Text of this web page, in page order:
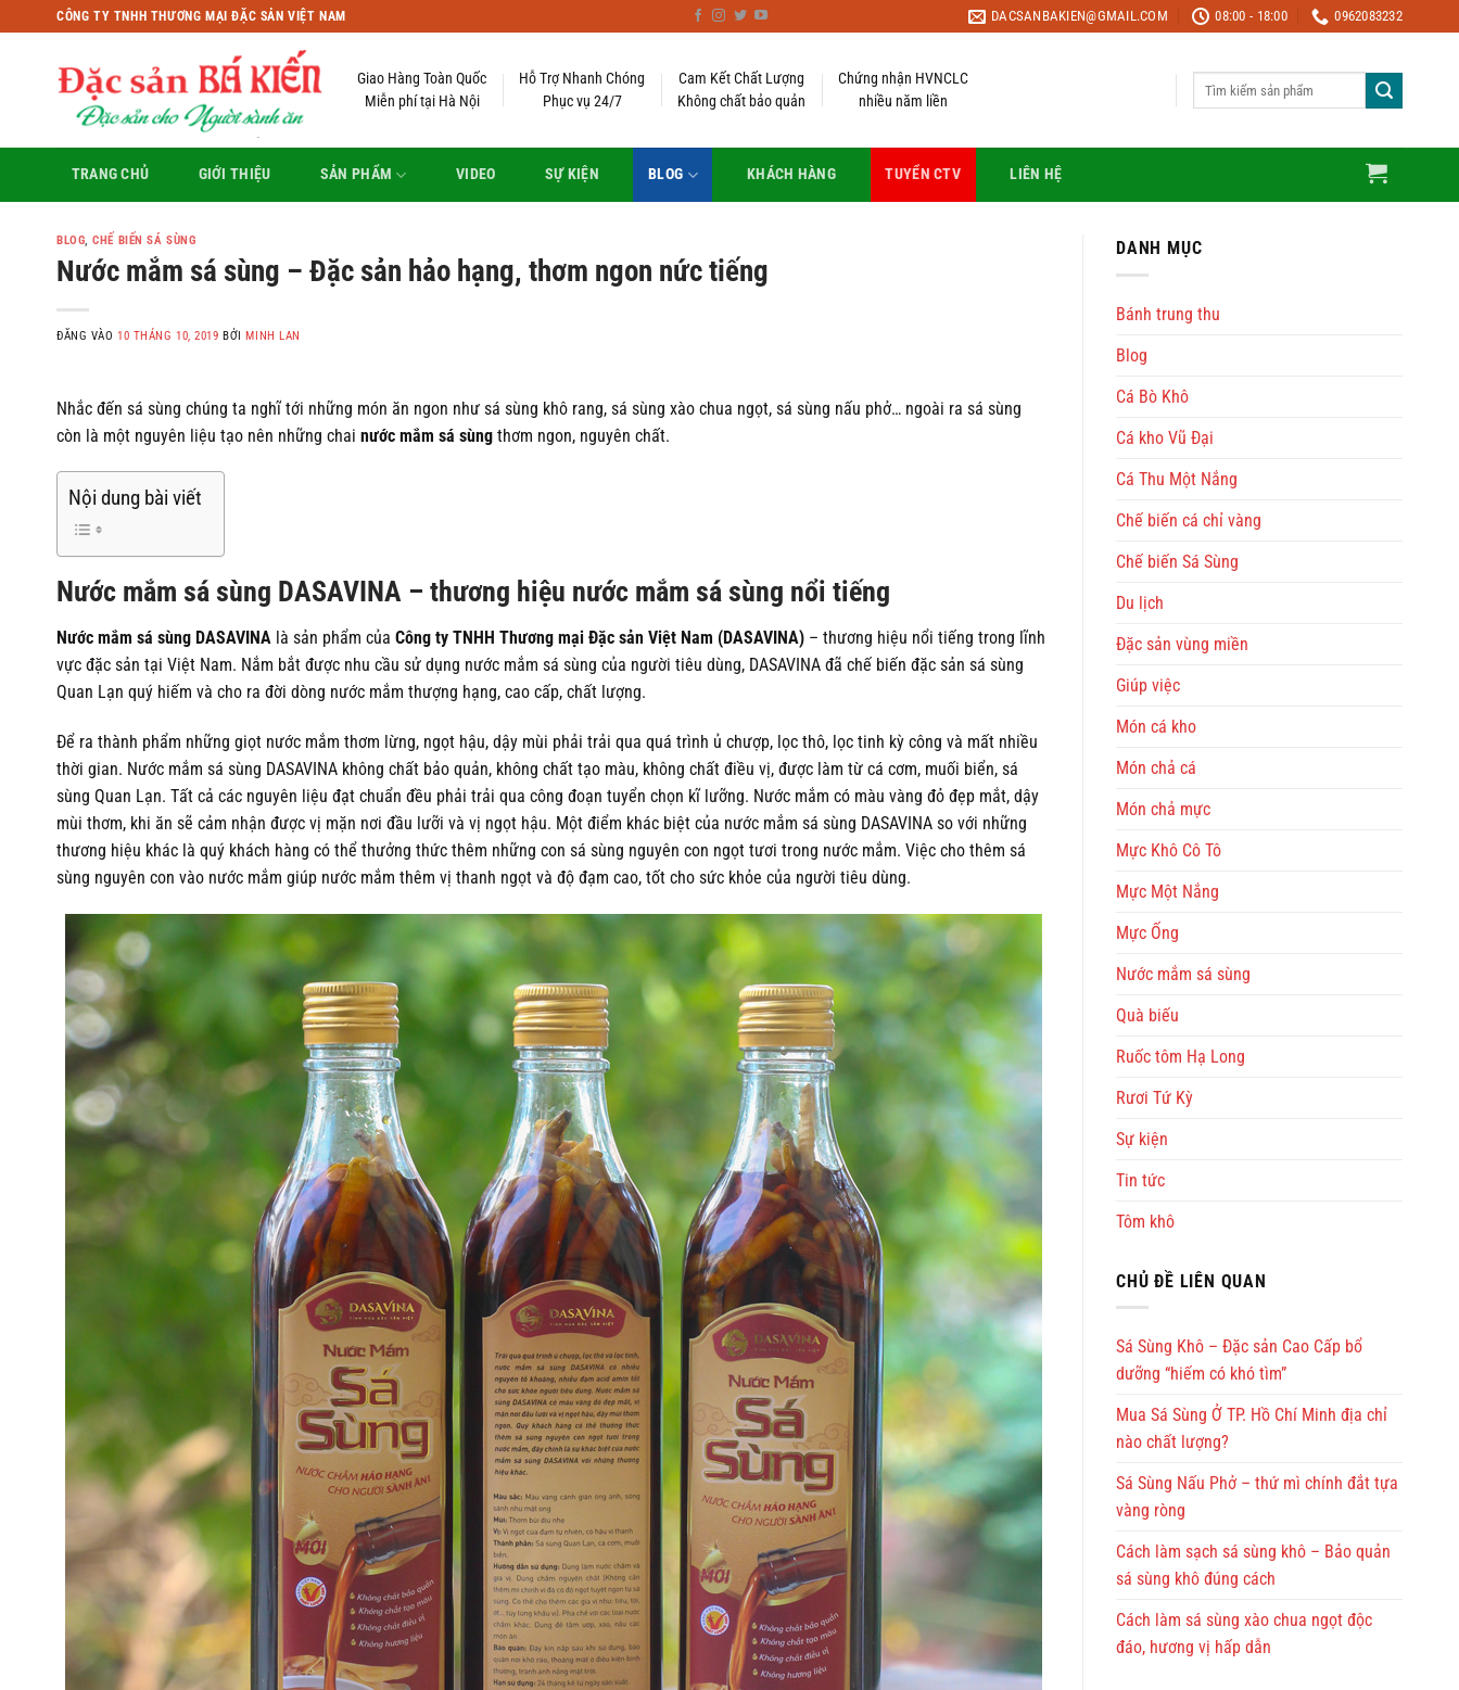
qua
CÔNG TY TNHH THƯƠNG MẠI ĐẶC SẢN VIỆT NAM DACSANBAKIEN@GMAIL.COM 08:00 - 18:00 0962083232
Giao Hàng Toàn Quốc
Miễn phí tại Hà Nội
Hỗ Trợ Nhanh Chóng
Phục vụ 24/7
Cam Kết Chất Lượng
Không chất bảo quản
Chứng nhận HVNCLC
nhiều năm liền
TRANG CHỦ GIỚI THIỆU SẢN PHẨM VIDEO SỰ KIỆN BLOG KHÁCH HÀNG TUYỂN CTV LIÊN HỆ
BLOG,CHẾ BIẾN SÁ SÙNG
Nước mắm sá sùng – Đặc sản hảo hạng, thơm ngon nức tiếng
ĐĂNG VÀO10 THÁNG 10, 2019 BỞIMINH LAN
Nhắc đến sá sùng chúng ta nghĩ tới những món ăn ngon như sá sùng khô rang, sá sùng xào chua ngọt, sá sùng nấu phở… ngoài ra sá sùng
còn là một nguyên liệu tạo nên những chai nước mắm sá sùng thơm ngon, nguyên chất.
Nội dung bài viết
Nước mắm sá sùng DASAVINA – thương hiệu nước mắm sá sùng nổi tiếng
Nước mắm sá sùng DASAVINA là sản phẩm của Công ty TNHH Thương mại Đặc sản Việt Nam (DASAVINA) – thương hiệu nổi tiếng trong lĩnh
vực đặc sản tại Việt Nam. Nắm bắt được nhu cầu sử dụng nước mắm sá sùng của người tiêu dùng, DASAVINA đã chế biến đặc sản sá sùng
Quan Lạn quý hiếm và cho ra đời dòng nước mắm thượng hạng, cao cấp, chất lượng.
Để ra thành phẩm những giọt nước mắm thơm lừng, ngọt hậu, dậy mùi phải trải qua quá trình ủ chượp, lọc thô, lọc tinh kỳ công và mất nhiều
thời gian. Nước mắm sá sùng DASAVINA không chất bảo quản, không chất tạo màu, không chất điều vị, được làm từ cá cơm, muối biển, sá
sùng Quan Lạn. Tất cả các nguyên liệu đạt chuẩn đều phải trải qua công đoạn tuyển chọn kĩ lưỡng. Nước mắm có màu vàng đỏ đẹp mắt, dậy
mùi thơm, khi ăn sẽ cảm nhận được vị mặn nơi đầu lưỡi và vị ngọt hậu. Một điểm khác biệt của nước mắm sá sùng DASAVINA so với những
thương hiệu khác là quý khách hàng có thể thưởng thức thêm những con sá sùng nguyên con ngọt tươi trong nước mắm. Việc cho thêm sá
sùng nguyên con vào nước mắm giúp nước mắm thêm vị thanh ngọt và độ đạm cao, tốt cho sức khỏe của người tiêu dùng.
DANH MỤC
Bánh trung thu
Blog
Cá Bò Khô
Cá kho Vũ Đại
Cá Thu Một Nắng
Chế biến cá chỉ vàng
Chế biến Sá Sùng
Du lịch
Đặc sản vùng miền
Giúp việc
Món cá kho
Món chả cá
Món chả mực
Mực Khô Cô Tô
Mực Một Nắng
Mực Ống
Nước mắm sá sùng
Quà biếu
Ruốc tôm Hạ Long
Rươi Tứ Kỳ
Sự kiện
Tin tức
Tôm khô
CHỦ ĐỀ LIÊN QUAN
Sá Sùng Khô – Đặc sản Cao Cấp bổ
dưỡng “hiếm có khó tìm”
Mua Sá Sùng Ở TP. Hồ Chí Minh địa chỉ
nào chất lượng?
Sá Sùng Nấu Phở – thứ mì chính đắt tựa
vàng ròng
Cách làm sạch sá sùng khô – Bảo quản
sá sùng khô đúng cách
Cách làm sá sùng xào chua ngọt độc
đáo, hương vị hấp dẫn